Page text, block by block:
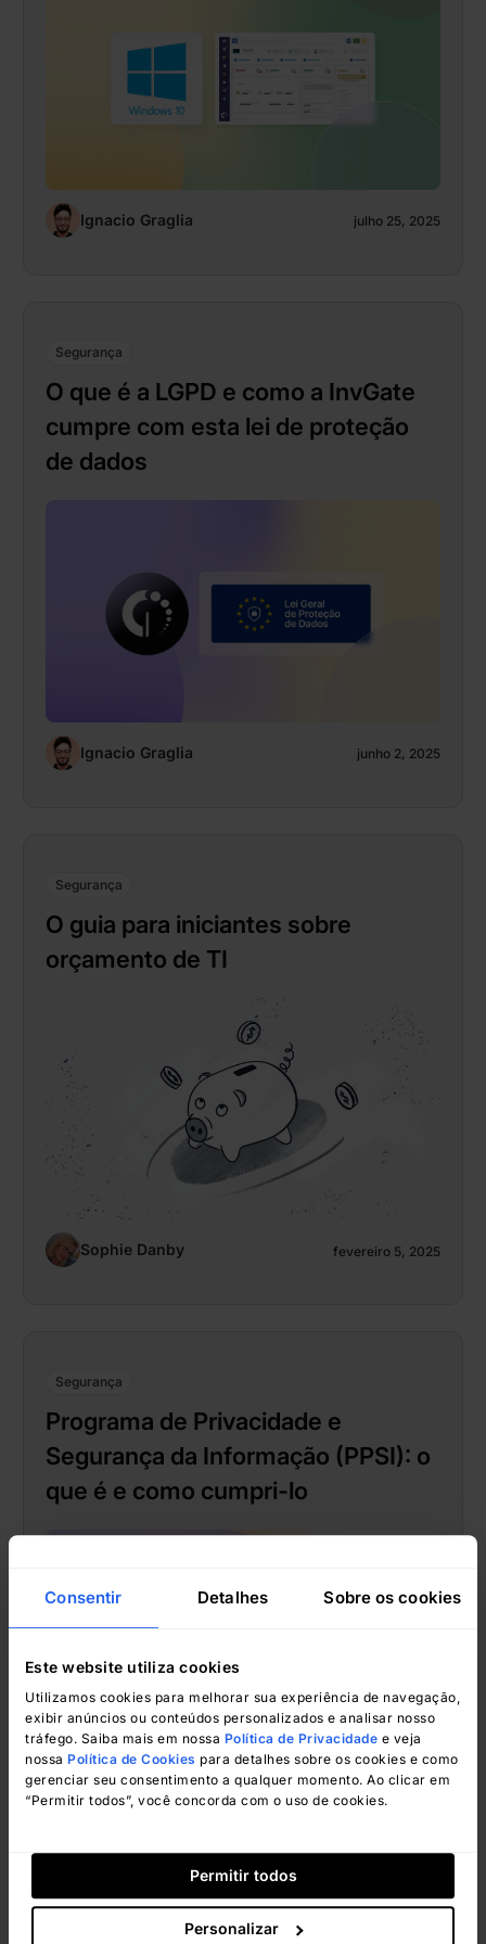
Consentir Detalhes Sobre os cookies
Este website utiliza cookies
Utilizamos cookies para melhorar sua experiência de navegação,
exibir anúncios ou conteúdos personalizados e analisar nosso
tráfego. Saiba mais em nossa Política de Privacidade e veja
nossa Política de Cookies para detalhes sobre os cookies e como
gerenciar seu consentimento a qualquer momento. Ao clicar em
“Permitir todos”, você concorda com o uso de cookies.
Permitir todos
Personalizar
Ignacio Graglia julho 25, 2025
Segurança
O que é a LGPD e como a InvGate
cumpre com esta lei de proteção
de dados
Ignacio Graglia junho 2, 2025
Segurança
O guia para iniciantes sobre
orçamento de TI
Sophie Danby fevereiro 5, 2025
Segurança
Programa de Privacidade e
Segurança da Informação (PPSI): o
que é e como cumpri-lo
Natalí Valle dezembro 27, 2024
Segurança